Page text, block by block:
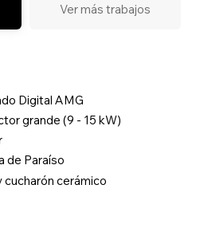
Ver más trabajos
Digital AMG
grande (9 - 15 kW)
de Paraíso
cucharón cerámico